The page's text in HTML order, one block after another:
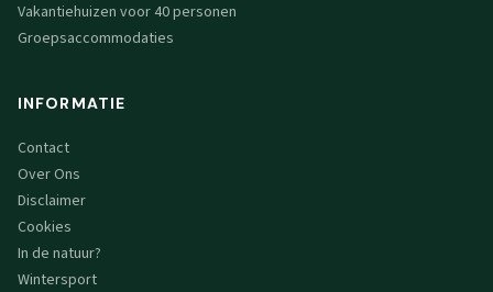
Vakantiehuizen voor 40 personen
Groepsaccommodaties
INFORMATIE
Contact
Over Ons
Disclaimer
Cookies
In de natuur?
Wintersport